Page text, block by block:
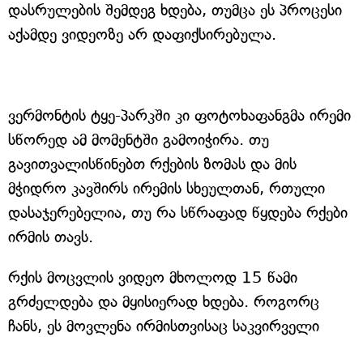
დასრულების შემდეგ ხდება, თუმცა ეს პროცესი
აქამდე ვიდეოზე არ დაფიქსირებულა.
ვერმონტის ტყე-პარკში კი ფოტოხაფანგმა ირემი
სწორედ ამ მომენტში გამოიჭირა. თუ
გავითვალისწინებთ რქების ზომას და მის
მჭიდრო კავშირს ირემის სხეულთან, რთული
დასაჯერებელია, თუ რა სწრაფად წყდება რქები
ირმის თავს.
რქის მოცვლის ვიდეო მხოლოდ 15 წამი
გრძელდება და მყისიერად ხდება. როგორც
ჩანს, ეს მოვლენა ირმისთვისაც საკვირველი